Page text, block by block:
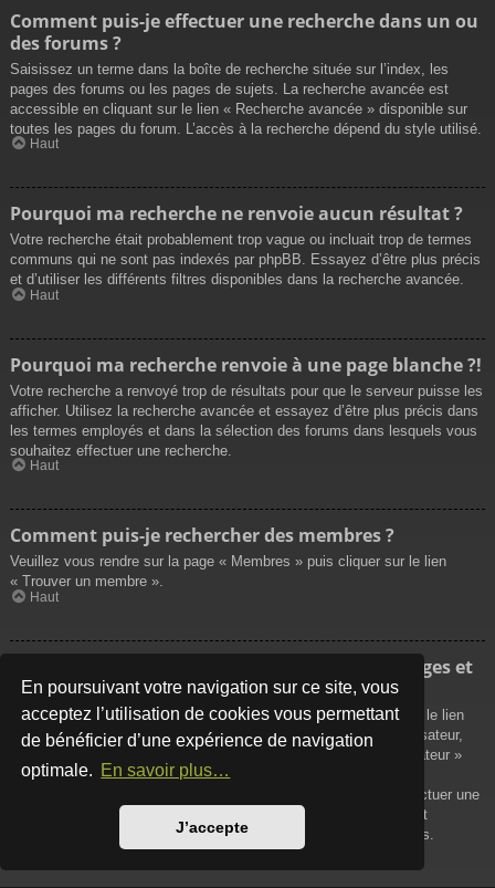
En poursuivant votre navigation sur ce site, vous
acceptez l’utilisation de cookies vous permettant
de bénéficier d’une expérience de navigation
optimale. En savoir plus…
J’accepte
Comment puis-je effectuer une recherche dans un ou
des forums ?
Saisissez un terme dans la boîte de recherche située sur l’index, les
pages des forums ou les pages de sujets. La recherche avancée est
accessible en cliquant sur le lien « Recherche avancée » disponible sur
toutes les pages du forum. L’accès à la recherche dépend du style utilisé.
Haut
Pourquoi ma recherche ne renvoie aucun résultat ?
Votre recherche était probablement trop vague ou incluait trop de termes
communs qui ne sont pas indexés par phpBB. Essayez d’être plus précis
et d’utiliser les différents filtres disponibles dans la recherche avancée.
Haut
Pourquoi ma recherche renvoie à une page blanche ?!
Votre recherche a renvoyé trop de résultats pour que le serveur puisse les
afficher. Utilisez la recherche avancée et essayez d’être plus précis dans
les termes employés et dans la sélection des forums dans lesquels vous
souhaitez effectuer une recherche.
Haut
Comment puis-je rechercher des membres ?
Veuillez vous rendre sur la page « Membres » puis cliquer sur le lien
« Trouver un membre ».
Haut
Comment puis-je retrouver mes propres messages et
sujets ?
Vos propres messages peuvent être affichés soit en cliquant sur le lien
« Afficher vos messages » dans le panneau de contrôle de l’utilisateur,
soit en cliquant sur le lien « Rechercher les messages de l’utilisateur »
sur la page de votre propre profil ou soit en cliquant sur le menu
« Raccourcis » situé sur la partie supérieure du forum. Pour effectuer une
recherche de vos propres sujets, utilisez la recherche avancée et
remplissez convenablement les options qui vous sont disponibles.